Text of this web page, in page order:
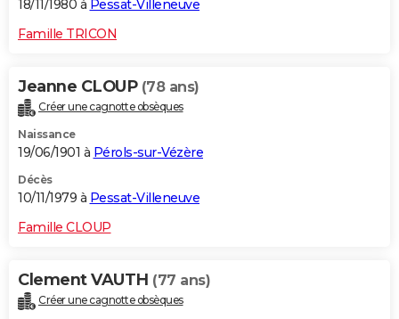
18/11/1980 à Pessat-Villeneuve
Famille TRICON
Jeanne CLOUP (78 ans)
Créer une cagnotte obsèques
Naissance
19/06/1901 à Pérols-sur-Vézère
Décès
10/11/1979 à Pessat-Villeneuve
Famille CLOUP
Clement VAUTH (77 ans)
Créer une cagnotte obsèques